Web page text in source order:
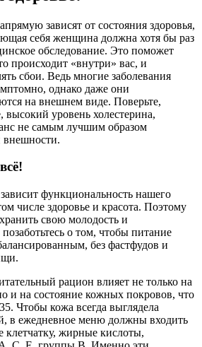
зависят от состояния здоровья,
себя женщина должна хотя бы раз
обследование. Это поможет
происходит «внутри» вас, и
сбои. Ведь многие заболевания
однако даже они
на внешнем виде. Поверьте,
уровень холестерина,
не самым лучшим образом
внешности.
функциональность нашего
числе здоровье и красота. Поэтому
свою молодость и
о том, чтобы питание
без фастфудов и
рацион влияет не только на
и на состояние кожных покровов, что
Чтобы кожа всегда выглядела
в ежедневное меню должны входить
жирные кислоты,